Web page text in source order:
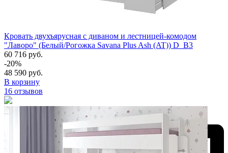
Кровать двухъярусная с диваном и лестницей-комодом
"Лаворо" (Белый/Рогожка Savana Plus Ash (AT)) D_B3
60 716 руб.
-20%
48 590 руб.
В корзину
16 отзывов